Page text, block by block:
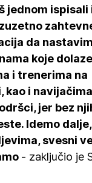
jednom ispisali
da
koje
i trenerima na
i
jer bez
Idemo
svesni
- zaključio je